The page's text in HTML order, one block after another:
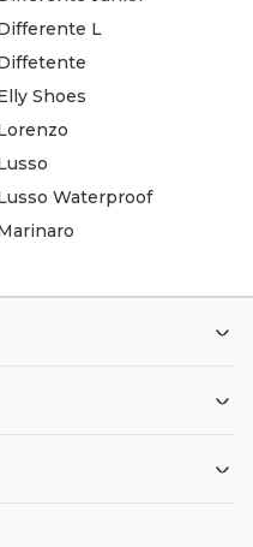
L
Shoes
Waterproof